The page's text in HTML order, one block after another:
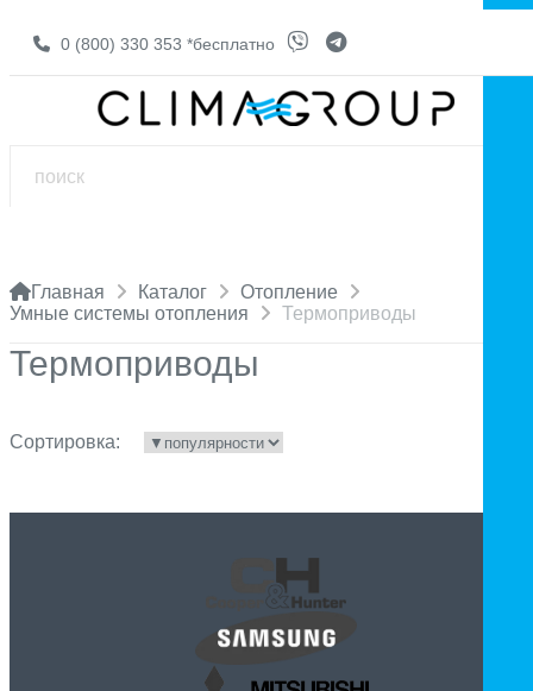
0 (800) 330 353 *бесплатно
Главная Каталог
Отопление
Умные системы отопления
Термоприводы
Термоприводы
Сортировка: